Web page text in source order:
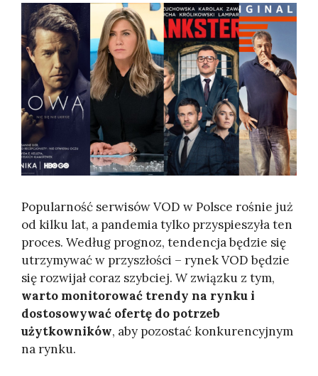
Popularność serwisów VOD w Polsce rośnie już
od kilku lat, a pandemia tylko przyspieszyła ten
proces. Według prognoz, tendencja będzie się
utrzymywać w przyszłości – rynek VOD będzie
się rozwijał coraz szybciej. W związku z tym,
warto monitorować trendy na rynku i
dostosowywać ofertę do potrzeb
użytkowników, aby pozostać konkurencyjnym
na rynku.